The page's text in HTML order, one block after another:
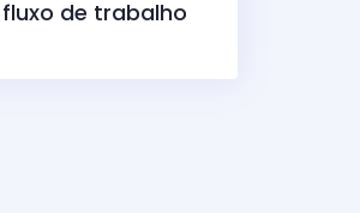
fluxo de trabalho